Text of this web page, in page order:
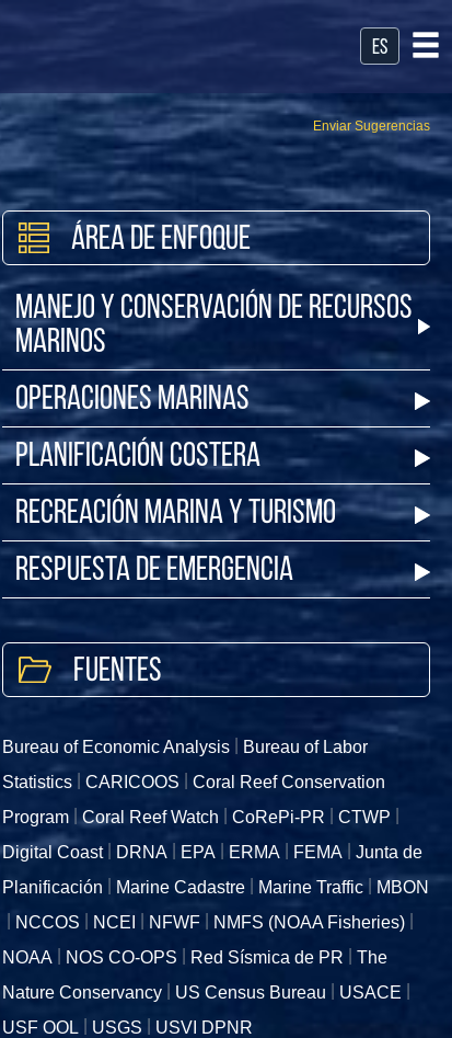
es
Enviar Sugerencias
Área de Enfoque
Manejo y Conservación de Recursos
Marinos
Operaciones Marinas
Planificación Costera
Recreación Marina y Turismo
Respuesta de Emergencia
Fuentes
Bureau of Economic Analysis
Bureau of Labor
Statistics
CARICOOS
Coral Reef Conservation
Program
Coral Reef Watch CoRePi-PR
CTWP
Digital Coast
DRNA EPA ERMA FEMA
Junta de
Planificación
Marine Cadastre Marine Traffic
MBON
NCCOS
NCEI NFWF
NMFS (NOAA Fisheries)
NOAA
NOS CO-OPS Red Sísmica de PR
The
Nature Conservancy
US Census Bureau
USACE
USF OOL
USGS USVI DPNR